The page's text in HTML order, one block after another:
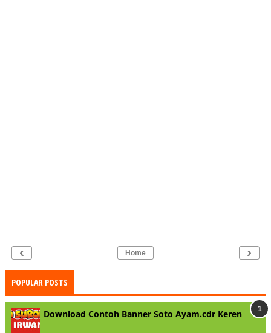
‹ ›
Home
POPULAR POSTS
Download Contoh Banner Soto Ayam.cdr Keren